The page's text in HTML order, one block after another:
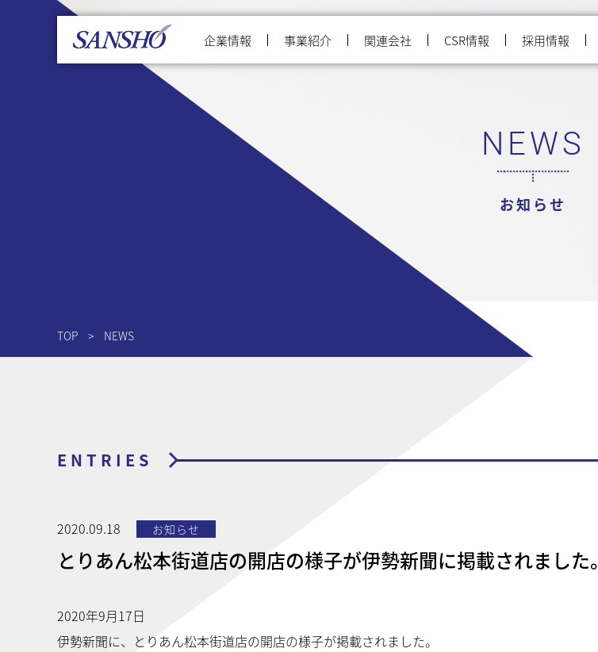
企業情報 事業紹介 関連会社 CSR情報 採用情報
NEWS
お知らせ
TOP NEWS
ENTRIES
2020.09.18 お知らせ
とりあん松本街道店の開店の様子が伊勢新聞に掲載されました。
2020年9月17日
伊勢新聞に、とりあん松本街道店の開店の様子が掲載されました。